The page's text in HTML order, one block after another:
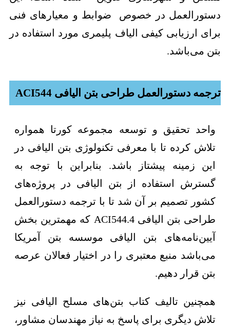
دستورالعمل در خصوص ضوابط و معیارهای فنی
برای ارزیابی کیفی الیاف پلیمری مورد استفاده در
بتن می‌باشد.
ترجمه دستورالعمل طراحی بتن الیافی ACI544
واحد تحقیق و توسعه مجموعه کورتا همواره
تلاش کرده تا با معرفی تکنولوژی بتن الیافی در
این زمینه پیشتاز باشد. بنابراین با توجه به
گسترش استفاده از بتن الیافی در پروژه‌های
کشور تصمیم بر آن شد تا با ترجمه دستورالعمل
طراحی بتن الیافی ACI544.4 که مهمترین بخش
آیین‌نامه‌های بتن الیافی موسسه بتن آمریکا
می‌باشد منبع معتبری را در اختیار فعالان عرصه
بتن قرار دهیم.
همچنین تالیف کتاب بتن‌های مسلح الیافی نیز
تلاش دیگری برای پاسخ به نیاز مهندسان مشاور،